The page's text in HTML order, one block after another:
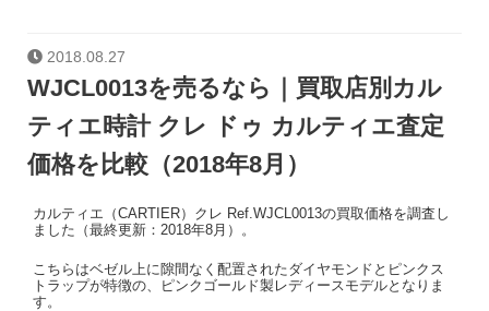
2018.08.27
WJCL0013を売るなら｜買取店別カル
ティエ時計 クレ ドゥ カルティエ査定
価格を比較（2018年8月）
カルティエ（CARTIER）クレ Ref.WJCL0013の買取価格を調査し
ました（最終更新：2018年8月）。
こちらはベゼル上に隙間なく配置されたダイヤモンドとピンクス
トラップが特徴の、ピンクゴールド製レディースモデルとなりま
す。